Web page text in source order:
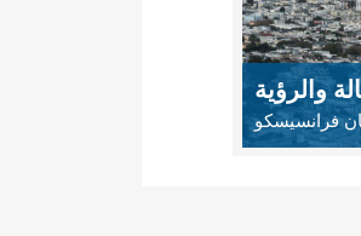
والرؤية
فرانسيسكو